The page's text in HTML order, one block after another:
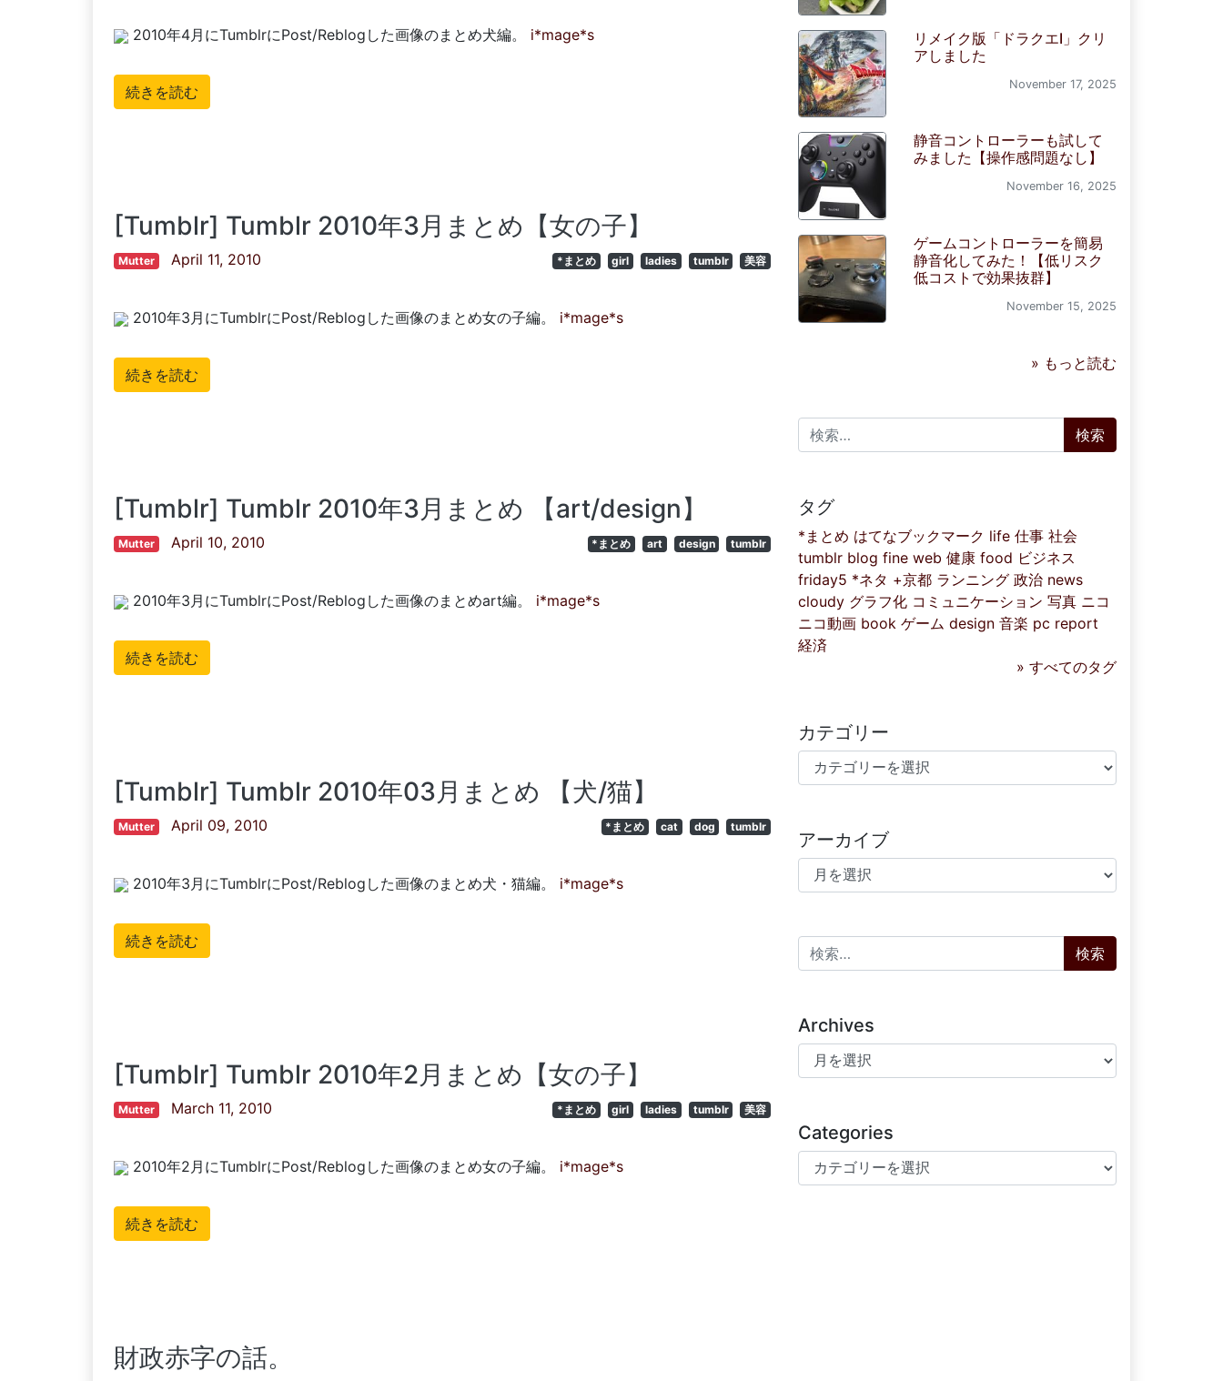
2010年4月にTumblrにPost/Reblogした画像のまとめ犬編。 i*mage*s
続きを読む
[Tumblr] Tumblr 2010年3月まとめ【女の子】
Mutter April 11, 2010 *まとめ girl ladies tumblr 美容
2010年3月にTumblrにPost/Reblogした画像のまとめ女の子編。 i*mage*s
続きを読む
[Tumblr] Tumblr 2010年3月まとめ 【art/design】
Mutter April 10, 2010 *まとめ art design tumblr
2010年3月にTumblrにPost/Reblogした画像のまとめart編。 i*mage*s
続きを読む
[Tumblr] Tumblr 2010年03月まとめ 【犬/猫】
Mutter April 09, 2010 *まとめ cat dog tumblr
2010年3月にTumblrにPost/Reblogした画像のまとめ犬・猫編。 i*mage*s
続きを読む
[Tumblr] Tumblr 2010年2月まとめ【女の子】
Mutter March 11, 2010 *まとめ girl ladies tumblr 美容
2010年2月にTumblrにPost/Reblogした画像のまとめ女の子編。 i*mage*s
続きを読む
財政赤字の話。
リメイク版「ドラクエI」クリ
アしました
November 17, 2025
静音コントローラーも試して
みました【操作感問題なし】
November 16, 2025
ゲームコントローラーを簡易
静音化してみた！【低リスク
低コストで効果抜群】
November 15, 2025
» もっと読む
検索:
タグ
*まとめ はてなブックマーク life 仕事 社会
tumblr blog fine web 健康 food ビジネス
friday5 *ネタ +京都 ランニング 政治 news
cloudy グラフ化 コミュニケーション 写真 ニコ
ニコ動画 book ゲーム design 音楽 pc report
経済
» すべてのタグ
カテゴリー
カテゴリー
アーカイブ
アーカイブ
検索:
Archives
Archives
Categories
Categories